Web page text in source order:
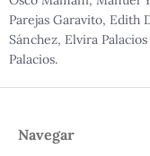
Parejas Garavito, Edith
Sánchez, Elvira
Palacios.
Monograph
Navegar